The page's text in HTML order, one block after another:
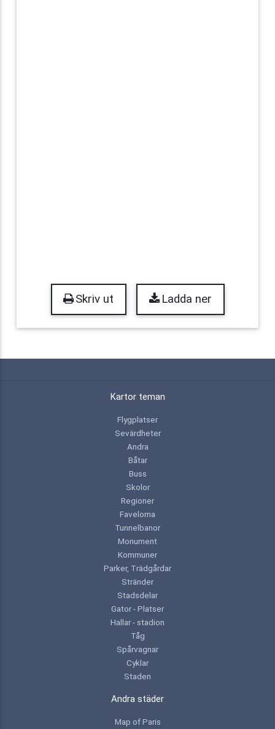
Skriv ut Ladda ner
Kartor teman
Flygplatser
Sevärdheter
Andra
Båtar
Buss
Skolor
Regioner
Favelorna
Tunnelbanor
Monument
Kommuner
Parker, Trädgårdar
Stränder
Stadsdelar
Gator - Platser
Hallar - stadion
Tåg
Spårvagnar
Cyklar
Staden
Andra städer
Map of Paris